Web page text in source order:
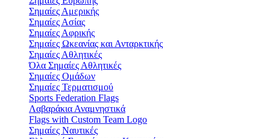
Σημαίες Αμερικής
Σημαίες Ασίας
Σημαίες Αφρικής
Σημαίες Ωκεανίας και Ανταρκτικής
Σημαίες Αθλητικές
Όλα Σημαίες Αθλητικές
Σημαίες Ομάδων
Σημαίες Τερματισμού
Sports Federation Flags
Λαβαράκια Αναμνηστικά
Flags with Custom Team Logo
Σημαίες Ναυτικές